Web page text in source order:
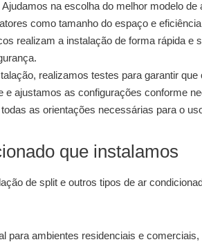
Ajudamos na escolha do melhor modelo de
como tamanho do espaço e
realizam a instalação de forma rápida e
realizamos testes para garantir que
e ajustamos as configurações conforme
as orientações necessárias para o
que instalamos
de split e outros tipos de ar
para ambientes residenciais e